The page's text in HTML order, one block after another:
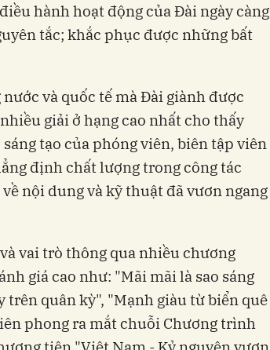
hành hoạt động của Đài ngày càng
tắc; khắc phục được những bất
và quốc tế mà Đài giành được
giải ở hạng cao nhất cho thấy
tạo của phóng viên, biên tập viên
định chất lượng trong công tác
nội dung và kỹ thuật đã vươn ngang
vai trò thông qua nhiều chương
giá cao như: "Mãi mãi là sao sáng
trên quân kỳ", "Mạnh giàu từ biển quê
phong ra mắt chuỗi Chương trình